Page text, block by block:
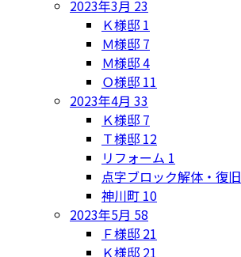
2023年3月 23
Ｋ様邸 1
Ｍ様邸 7
Ｍ様邸4
Ｏ様邸 11
2023年4月 33
Ｋ様邸 7
Ｔ様邸 12
リフォーム 1
点字ブロック解体・復旧
神川町 10
2023年5月 58
Ｆ様邸 21
Ｋ様邸 21